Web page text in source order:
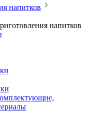
напитков
напитков